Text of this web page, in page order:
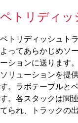
ペトリディッ
ペトリディッシュト
よってあらかじめソ
ーションに送ります
ソリューションを提
す。ラボテーブルと
す。各スタックは関
てられ、トラックの